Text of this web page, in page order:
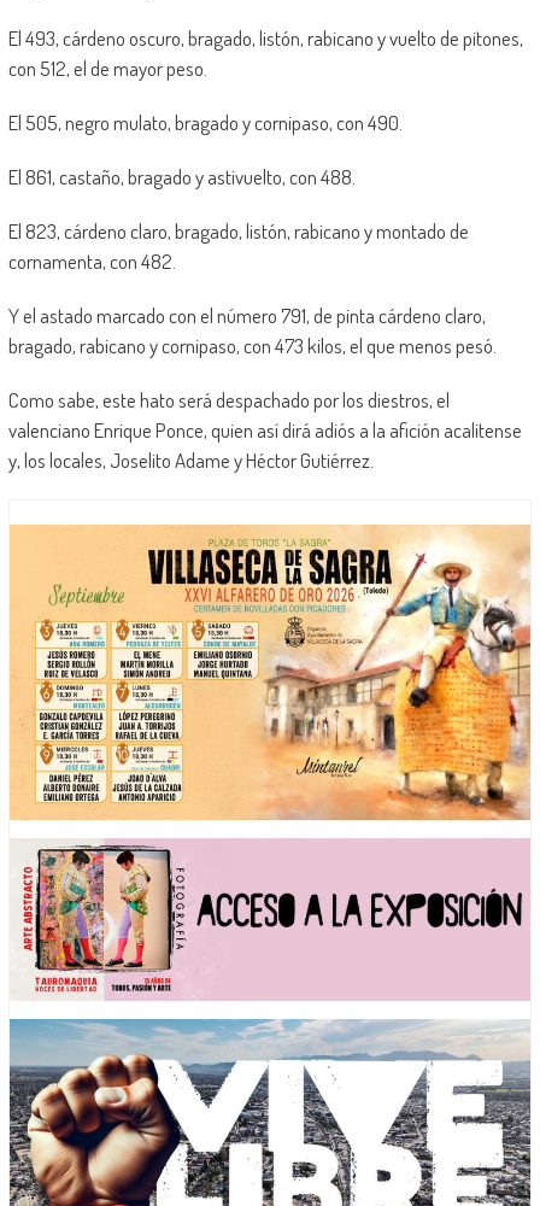
El 493, cárdeno oscuro, bragado, listón, rabicano y vuelto de pitones,
con 512, el de mayor peso.
El 505, negro mulato, bragado y cornipaso, con 490.
El 861, castaño, bragado y astivuelto, con 488.
El 823, cárdeno claro, bragado, listón, rabicano y montado de
cornamenta, con 482.
Y el astado marcado con el número 791, de pinta cárdeno claro,
bragado, rabicano y cornipaso, con 473 kilos, el que menos pesó.
Como sabe, este hato será despachado por los diestros, el
valenciano Enrique Ponce, quien así dirá adiós a la afición acalitense
y, los locales, Joselito Adame y Héctor Gutiérrez.